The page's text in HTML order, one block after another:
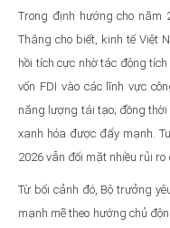
Trong định hướng cho năm
Thắng cho biết, kinh tế Việt
hồi tích cực nhờ tác động
vốn FDI vào các lĩnh vực
năng lượng tái tạo; đồng thời
xanh hóa được đẩy mạnh.
2026 vẫn đối mặt nhiều rủi
Từ bối cảnh đó, Bộ trưởng
mạnh mẽ theo hướng chủ